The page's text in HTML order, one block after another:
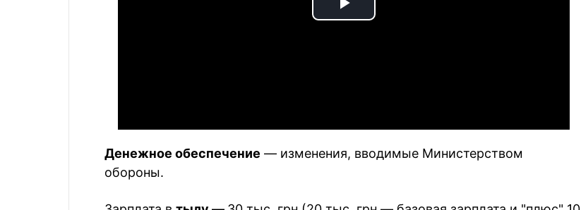
Play
Денежное обеспечение — изменения, вводимые Министерством
обороны.